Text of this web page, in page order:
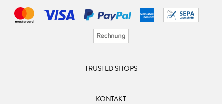
TRUSTED SHOPS
KONTAKT